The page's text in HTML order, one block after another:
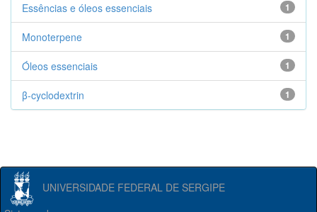
1
Essências e óleos essenciais
1
Monoterpene
1
Óleos essenciais
1
β-cyclodextrin
UNIVERSIDADE FEDERAL DE SERGIPE